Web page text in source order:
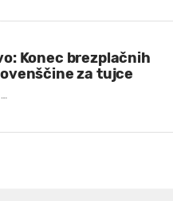
Konec brezplačnih
za tujce